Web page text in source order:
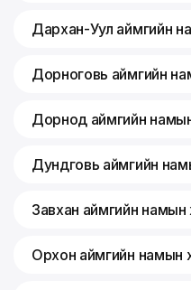
Дархан-Уул аймгийн
Дорноговь аймгийн
Дорнод аймгийн
Дундговь аймгийн
Завхан аймгийн намын
Орхон аймгийн намын